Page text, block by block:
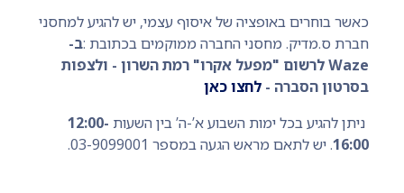
כאשר בוחרים באופציה של איסוף עצמי, יש להגיע למחסני
חברת ס.מדיק. מחסני החברה ממוקמים בכתובת :ב-
Waze לרשום "מפעל אקרו" רמת השרון - ולצפות
בסרטון הסברה - לחצו כאן
ניתן להגיע בכל ימות השבוע א’-ה’ בין השעות 12:00-
16:00. יש לתאם מראש הגעה במספר 03-9099001.